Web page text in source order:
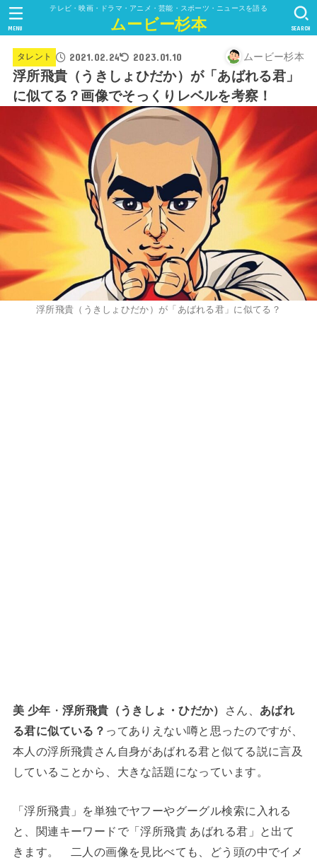
テレビ・映画・ドラマ・アニメ・芸能・スポーツ・ニュースを語る
ムービー杉本 SEARCH
MENU
タレント 2021.02.24 2023.01.10 ムービー杉本
浮所飛貴（うきしょひだか）が「あばれる君」
に似てる？画像でそっくりレベルを考察！
浮所飛貴（うきしょひだか）が「あばれる君」に似てる？
美 少年 ・ 浮所飛貴 （うきしょ・ひだか） さん、 あばれ
る君に似ている？ ってありえない噂と思ったのですが、
本人の浮所飛貴さん自身があばれる君と似てる説に言及
していることから、大きな話題になっています。
「浮所飛貴」を単独でヤフーやグーグル検索に入れる
と、関連キーワードで「浮所飛貴 あばれる君」と出て
きます。 二人の画像を見比べても、どう頭の中でイメ